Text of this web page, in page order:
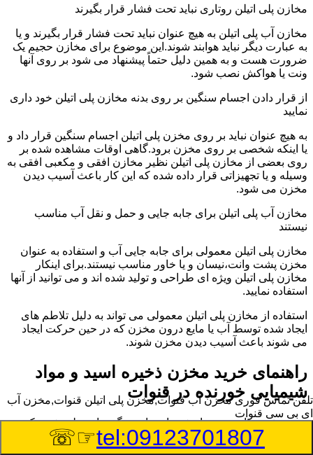
مخازن پلی اتیلن روتاری نباید تحت فشار قرار بگیرند
مخازن آب پلی اتیلن به هیچ عنوان نباید تحت فشار قرار بگیرند و یا
به عبارت دیگر نباید هوابند شوند.این موضوع برای مخازن حجیم یک
ضرورت هست و به همین دلیل حتماً پیشنهاد می شود بر روی آنها
ونت یا هواکش نصب شود.
از قرار دادن اجسام سنگین بر روی بدنه مخازن پلی اتیلن خود داری
نمایید
به هیچ عنوان نباید بر روی مخزن پلی اتیلن اجسام سنگین قرار داد و
یا اینکه شخصی بر روی مخزن برود.گاهی اوقات مشاهده شده بر
روی بعضی از مخازن پلی اتیلن نظیر مخازن افقی و مکعبی افقی به
وسیله و یا تجهیزاتی قرار داده شده که این کار باعث آسیب دیدن
مخزن می شود.
مخازن آب پلی اتیلن برای جابه جایی و حمل و نقل آب مناسب
نیستند
مخازن پلی اتیلن معمولی برای جابه جایی آب و استفاده به عنوان
مخزن پشت وانت،نیسان و یا خاور مناسب نیستند.برای اینکار
مخازن پلی اتیلن ویژه ای طراحی و تولید شده اند و می توانید از آنها
استفاده نمایید.
استفاده از مخازن پلی اتیلن معمولی می تواند به دلیل تلاطم های
ایجاد شده توسط آب یا مایع درون مخزن که در حین حرکت ایجاد
می شوند باعث آسیب دیدن مخزن شوند.
راهنمای خرید مخزن ذخیره اسید و مواد
شیمیایی خورنده در قنوات
مخزن ذخیره اسید و مواد شیمیایی باید به گونه ای تولید شوند که
بتوانند در برابر چگالی نسبتا بالا و خورندگی انواع اسیدها مقاومت
کافی داشته باشند.به همین دلیل نمی توان در هر مخزنی اسید و مواد
تلفن تماس فوریمخزن آب قنوات,مخزن پلی اتیلن قنوات,مخزن آب
ای بی سی قنوات
tel:09123701807
☞☏